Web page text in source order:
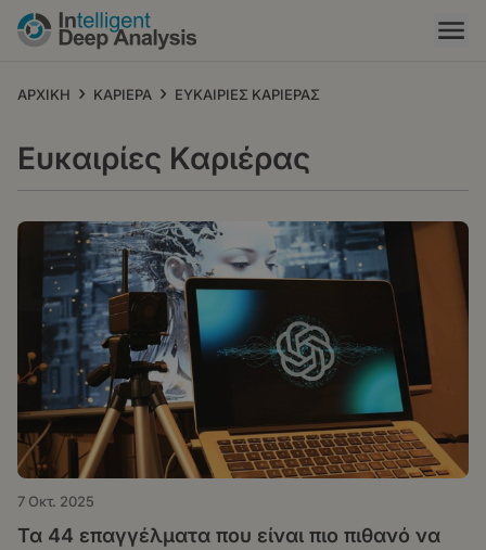
Παράκαμψη
προς
κυρίως
ΑΡΧΙΚΗ › ΚΑΡΙΕΡΑ › ΕΥΚΑΙΡΙΕΣ ΚΑΡΙΕΡΑΣ
Ευκαιρίες Καριέρας
7 Οκτ. 2025
Τα 44 επαγγέλματα που είναι πιο πιθανό να